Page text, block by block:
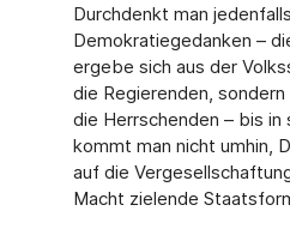
Durchdenkt man
Demokratiegedanken –
ergebe sich aus der
die Regierenden,
die Herrschenden – bis in
kommt man nicht umhin,
auf die
Macht zielende